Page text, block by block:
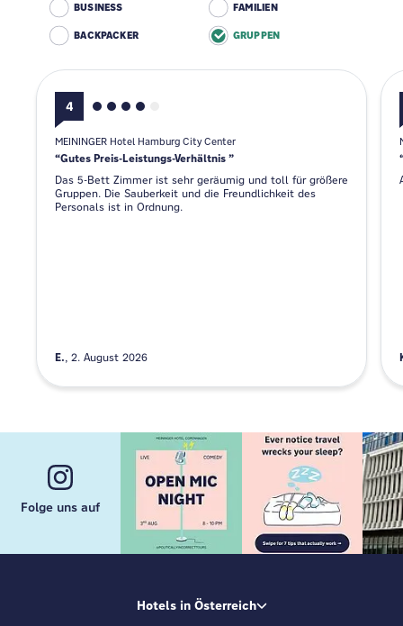
BUSINESS FAMILIEN
BACKPACKER GRUPPEN
4
MEININGER Hotel Hamburg City Center
Gutes Preis-Leistungs-Verhältnis
Das 5-Bett Zimmer ist sehr geräumig und toll für größere
Gruppen. Die Sauberkeit und die Freundlichkeit des
Personals ist in Ordnung.
E. 2. August 2026
Folge uns auf
Hotels in Österreich